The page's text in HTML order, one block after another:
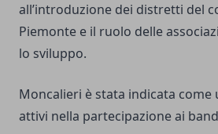
all’introduzione dei distretti del
Piemonte e il ruolo delle
lo sviluppo.
Moncalieri è stata indicata
attivi nella partecipazione ai